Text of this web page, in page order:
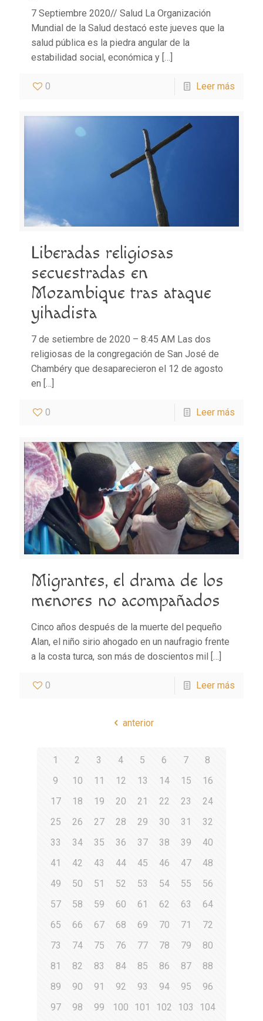
7 Septiembre 2020// Salud La Organización
Mundial de la Salud destacó este jueves que la
salud pública es la piedra angular de la
estabilidad social, económica y […]
0 Leer más
Liberadas religiosas
secuestradas en
Mozambique tras ataque
yihadista
7 de setiembre de 2020 – 8:45 AM Las dos
religiosas de la congregación de San José de
Chambéry que desaparecieron el 12 de agosto
en […]
0 Leer más
Migrantes, el drama de los
menores no acompañados
Cinco años después de la muerte del pequeño
Alan, el niño sirio ahogado en un naufragio frente
a la costa turca, son más de doscientos mil […]
0 Leer más
anterior
1 2 3 4 5 6 7
8
9
10 11 12 13 14 15
16
17
18 19 20 21 22 23
24
25
26 27 28 29 30 31
32
33
34 35 36 37 38 39
40
41
42 43 44 45 46 47
48
49
50 51 52 53 54 55
56
57
58 59 60 61 62 63
64
65
66 67 68 69 70 71
72
73
74 75 76 77 78 79
80
81
82 83 84 85 86 87
88
89
90 91 92 93 94 95
96
97
98 99 100 101 102 103
104